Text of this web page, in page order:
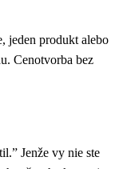
jeden produkt alebo
Cenotvorba bez
Jenže vy nie ste